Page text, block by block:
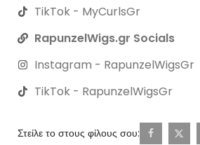
TikTok - MyCurlsGr
RapunzelWigs.gr Socials
Instagram - RapunzelWigsGr
TikTok - RapunzelWigsGr
Στείλε το στους φίλους σου: